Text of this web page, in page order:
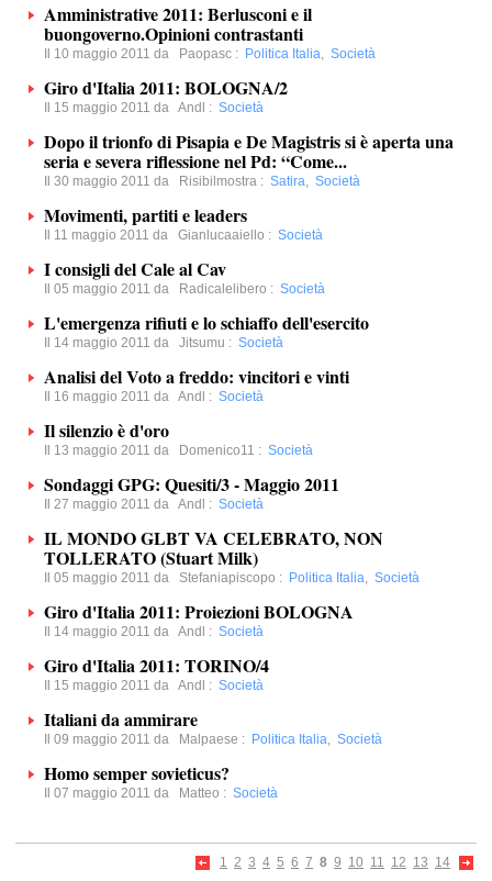
Amministrative 2011: Berlusconi e il
buongoverno.Opinioni contrastanti
Il 10 maggio 2011 da Paopasc : Politica Italia, Società
Giro d'Italia 2011: BOLOGNA/2
Il 15 maggio 2011 da Andl : Società
Dopo il trionfo di Pisapia e De Magistris si è aperta una
seria e severa riflessione nel Pd: “Come...
Il 30 maggio 2011 da Risibilmostra : Satira, Società
Movimenti, partiti e leaders
Il 11 maggio 2011 da Gianlucaaiello : Società
I consigli del Cale al Cav
Il 05 maggio 2011 da Radicalelibero : Società
L'emergenza rifiuti e lo schiaffo dell'esercito
Il 14 maggio 2011 da Jitsumu : Società
Analisi del Voto a freddo: vincitori e vinti
Il 16 maggio 2011 da Andl : Società
Il silenzio è d'oro
Il 13 maggio 2011 da Domenico11 : Società
Sondaggi GPG: Quesiti/3 - Maggio 2011
Il 27 maggio 2011 da Andl : Società
IL MONDO GLBT VA CELEBRATO, NON
TOLLERATO (Stuart Milk)
Il 05 maggio 2011 da Stefaniapiscopo : Politica Italia, Società
Giro d'Italia 2011: Proiezioni BOLOGNA
Il 14 maggio 2011 da Andl : Società
Giro d'Italia 2011: TORINO/4
Il 15 maggio 2011 da Andl : Società
Italiani da ammirare
Il 09 maggio 2011 da Malpaese : Politica Italia, Società
Homo semper sovieticus?
Il 07 maggio 2011 da Matteo : Società
1 2 3 4 5 6 7 8 9 10 11 12 13 14